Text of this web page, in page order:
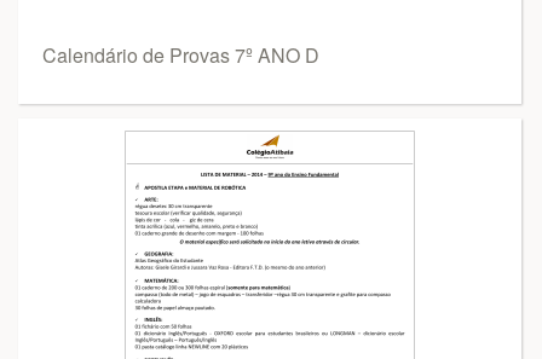
Calendário de Provas 7º ANO D